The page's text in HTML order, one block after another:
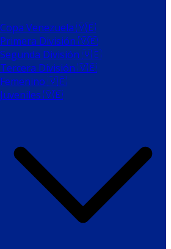
Copa Venezuela 🇻🇪
Primera División 🇻🇪
Segunda División 🇻🇪
Tercera División 🇻🇪
Femenino 🇻🇪
Juveniles 🇻🇪